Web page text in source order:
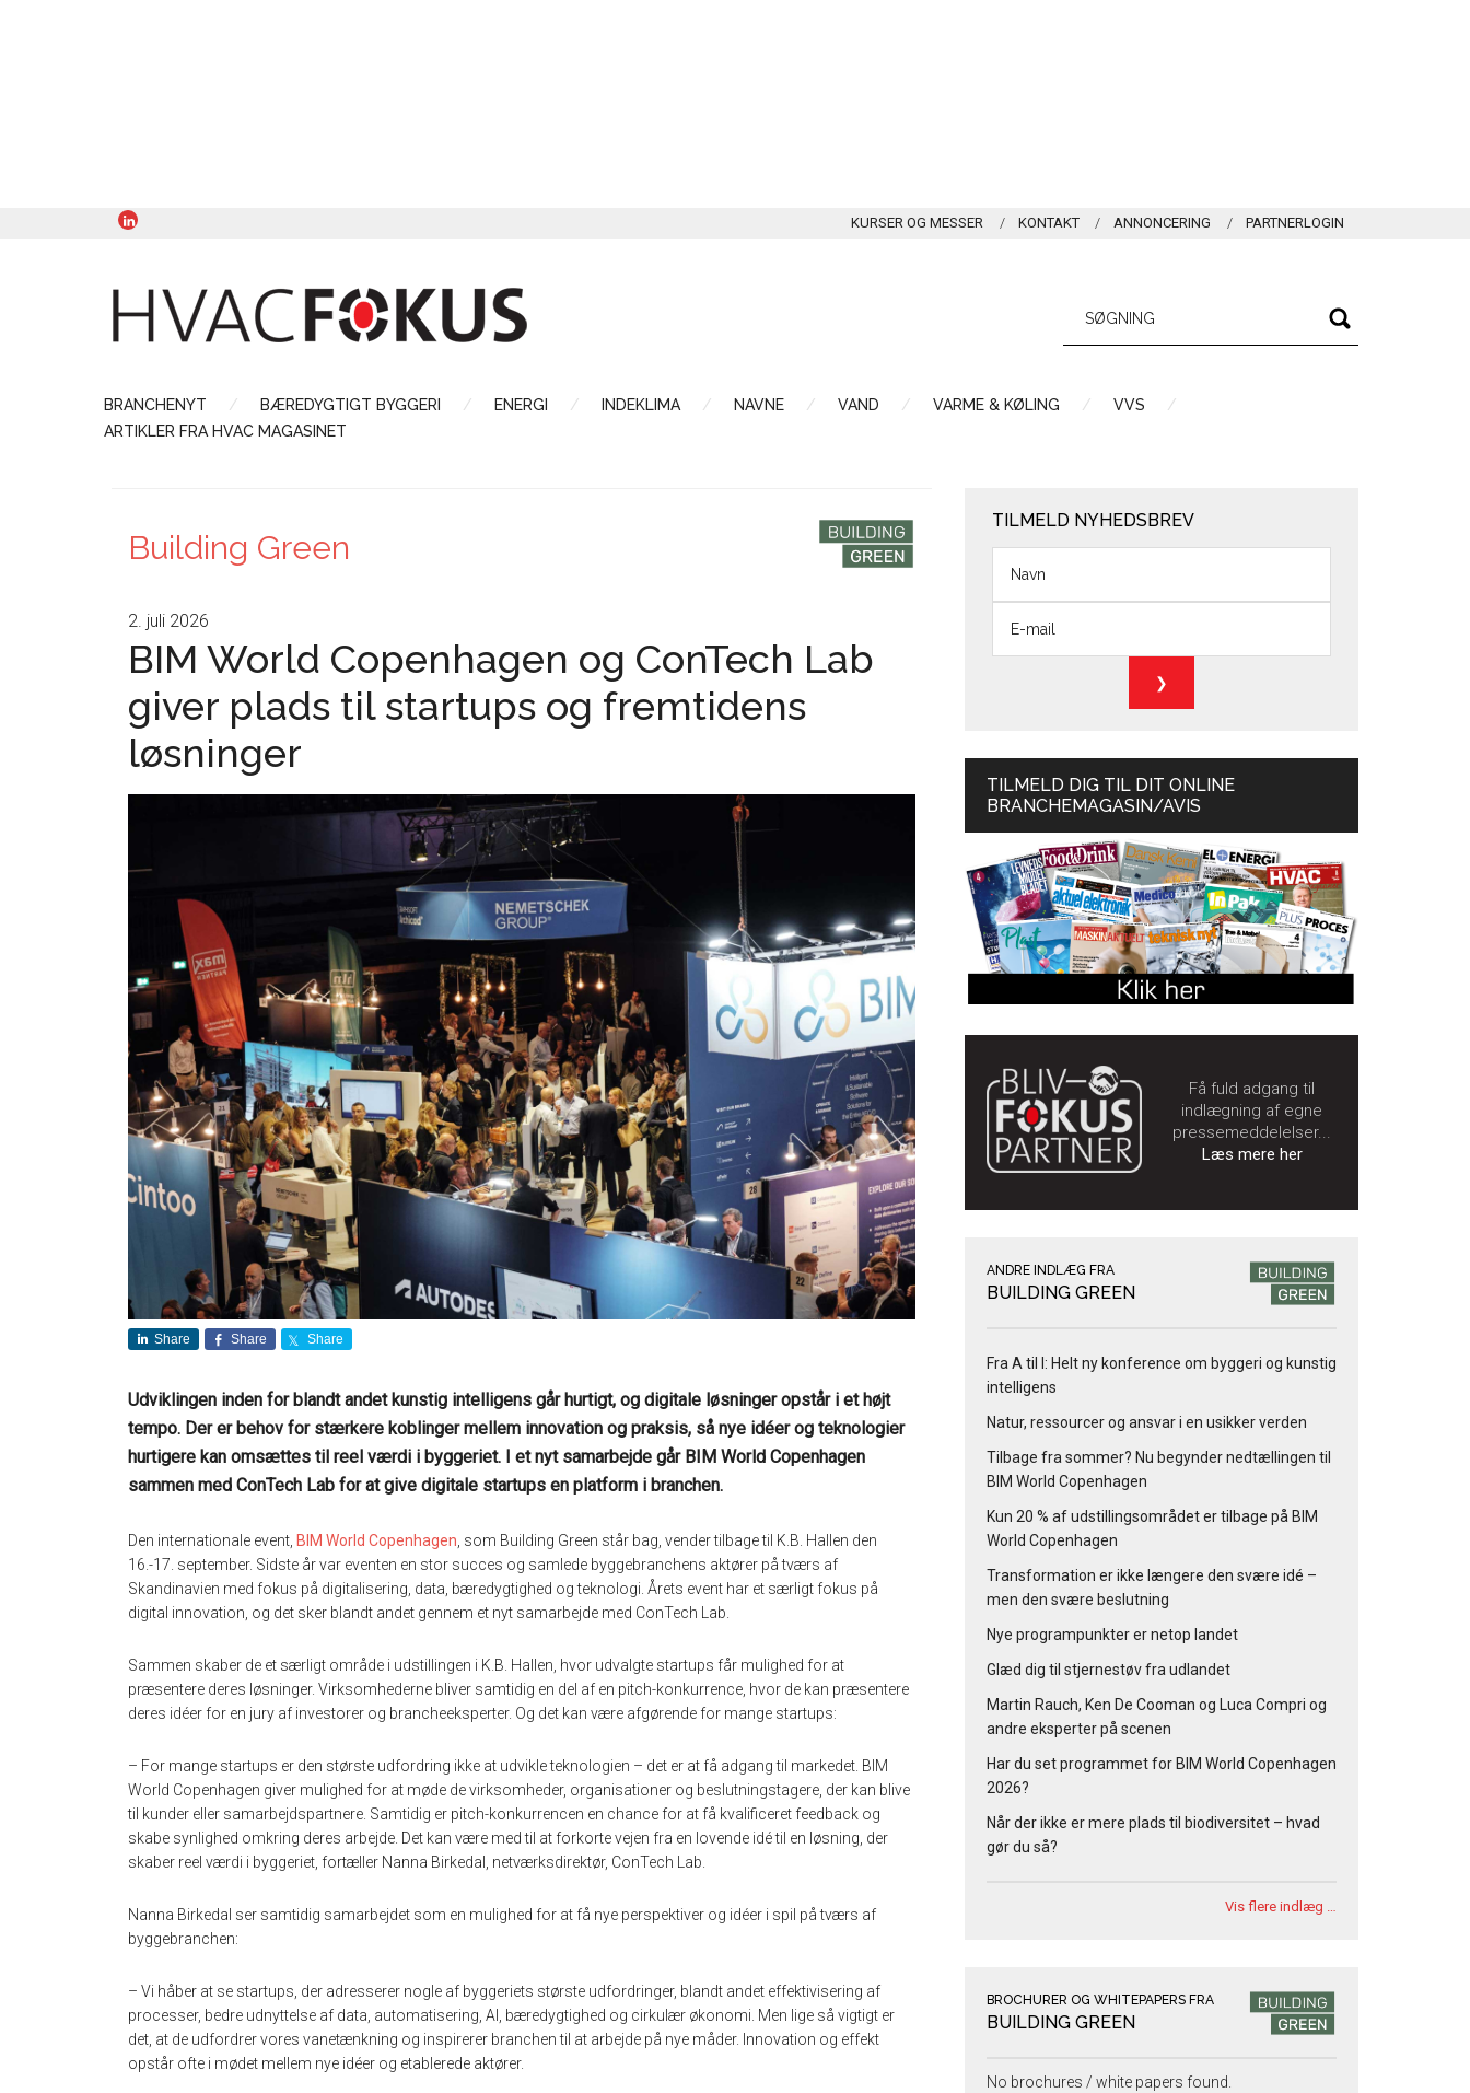
KURSER OG MESSER KONTAKT ANNONCERING PARTNERLOGIN
BRANCHENYT BÆREDYGTIGT BYGGERI ENERGI INDEKLIMA NAVNE VAND VARME & KØLING
VVS
ARTIKLER FRA HVAC MAGASINET
Building Green
2. juli 2026
BIM World Copenhagen og ConTech Lab
giver plads til startups og fremtidens
løsninger
Share Share Share
Udviklingen inden for blandt andet kunstig intelligens går hurtigt, og digitale løsninger opstår i et højt
tempo. Der er behov for stærkere koblinger mellem innovation og praksis, så nye idéer og teknologier
hurtigere kan omsættes til reel værdi i byggeriet. I et nyt samarbejde går BIM World Copenhagen
sammen med ConTech Lab for at give digitale startups en platform i branchen.
Den internationale event, BIM World Copenhagen , som Building Green står bag, vender tilbage til K.B. Hallen den
16.-17. september. Sidste år var eventen en stor succes og samlede byggebranchens aktører på tværs af
Skandinavien med fokus på digitalisering, data, bæredygtighed og teknologi. Årets event har et særligt fokus på
digital innovation, og det sker blandt andet gennem et nyt samarbejde med ConTech Lab.
Sammen skaber de et særligt område i udstillingen i K.B. Hallen, hvor udvalgte startups får mulighed for at
præsentere deres løsninger. Virksomhederne bliver samtidig en del af en pitch-konkurrence, hvor de kan præsentere
deres idéer for en jury af investorer og brancheeksperter. Og det kan være afgørende for mange startups:
– For mange startups er den største udfordring ikke at udvikle teknologien – det er at få adgang til markedet. BIM
World Copenhagen giver mulighed for at møde de virksomheder, organisationer og beslutningstagere, der kan blive
til kunder eller samarbejdspartnere. Samtidig er pitch-konkurrencen en chance for at få kvalificeret feedback og
skabe synlighed omkring deres arbejde. Det kan være med til at forkorte vejen fra en lovende idé til en løsning, der
skaber reel værdi i byggeriet, fortæller Nanna Birkedal, netværksdirektør, ConTech Lab.
Nanna Birkedal ser samtidig samarbejdet som en mulighed for at få nye perspektiver og idéer i spil på tværs af
byggebranchen:
– Vi håber at se startups, der adresserer nogle af byggeriets største udfordringer, blandt andet effektivisering af
processer, bedre udnyttelse af data, automatisering, AI, bæredygtighed og cirkulær økonomi. Men lige så vigtigt er
det, at de udfordrer vores vanetænkning og inspirerer branchen til at arbejde på nye måder. Innovation og effekt
opstår ofte i mødet mellem nye idéer og etablerede aktører.
TILMELD NYHEDSBREV
TILMELD DIG TIL DIT ONLINE
BRANCHEMAGASIN/AVIS
Få fuld adgang til
indlægning af egne
pressemeddelelser...
Læs mere her
ANDRE INDLÆG FRA
BUILDING GREEN
Fra A til I: Helt ny konference om byggeri og kunstig
intelligens
Natur, ressourcer og ansvar i en usikker verden
Tilbage fra sommer? Nu begynder nedtællingen til
BIM World Copenhagen
Kun 20 % af udstillingsområdet er tilbage på BIM
World Copenhagen
Transformation er ikke længere den svære idé –
men den svære beslutning
Nye programpunkter er netop landet
Glæd dig til stjernestøv fra udlandet
Martin Rauch, Ken De Cooman og Luca Compri og
andre eksperter på scenen
Har du set programmet for BIM World Copenhagen
2026?
Når der ikke er mere plads til biodiversitet – hvad
gør du så?
Vis flere indlæg …
BROCHURER OG WHITEPAPERS FRA
BUILDING GREEN
No brochures / white papers found.